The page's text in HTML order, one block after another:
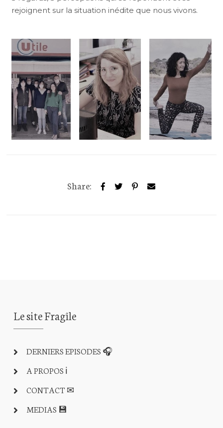
rejoignent sur la situation inédite que nous vivons.
Share:
Le site Fragîle
DERNIERS EPISODES 🎧
A PROPOS ℹ
CONTACT ✉
MEDIAS 💾